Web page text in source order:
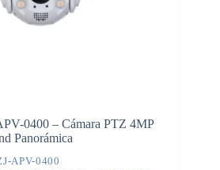
0400 – Cámara PTZ 4MP
Panorámica
APV-0400